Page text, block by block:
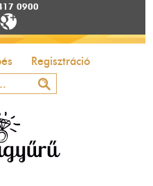
0900
Regisztráció